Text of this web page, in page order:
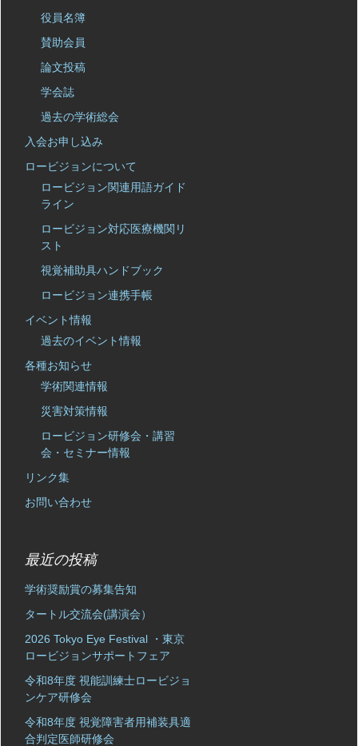
役員名簿
賛助会員
論文投稿
学会誌
過去の学術総会
入会お申し込み
ロービジョンについて
ロービジョン関連用語ガイド
ライン
ロービジョン対応医療機関リ
スト
視覚補助具ハンドブック
ロービジョン連携手帳
イベント情報
過去のイベント情報
各種お知らせ
学術関連情報
災害対策情報
ロービジョン研修会・講習
会・セミナー情報
リンク集
お問い合わせ
最近の投稿
学術奨励賞の募集告知
タートル交流会(講演会）
2026 Tokyo Eye Festival ・東京
ロービジョンサポートフェア
令和8年度 視能訓練士ロービジョ
ンケア研修会
令和8年度 視覚障害者用補装具適
合判定医師研修会